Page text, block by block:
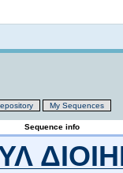
My Sequences
Sequence info